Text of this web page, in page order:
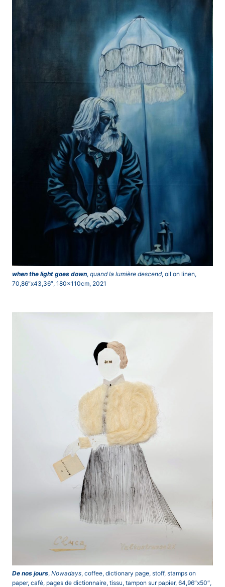
when the light goes down, quand la lumière descend, oil on linen,
70,86″x43,36″, 180x110cm, 2021
De nos jours, Nowadays, coffee, dictionary page, stoff, stamps on
paper, café, pages de dictionnaire, tissu, tampon sur papier, 64,96″x50″,